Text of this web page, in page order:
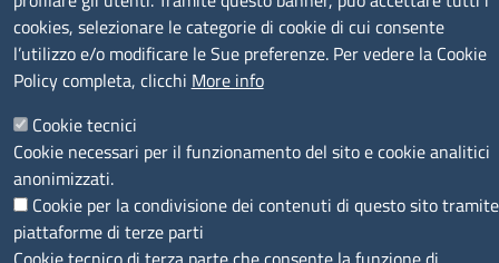
MENÙ PRIVACY
Note legali Privacy e cookie policy Accesso riservato
cookies, selezionare le categorie di cookie di cui consente
l’utilizzo e/o modificare le Sue preferenze. Per vedere la Cookie
Policy completa, clicchi More info
Cookie tecnici
Cookie necessari per il funzionamento del sito e cookie analitici
anonimizzati.
Cookie per la condivisione dei contenuti di questo sito tramite
piattaforme di terze parti